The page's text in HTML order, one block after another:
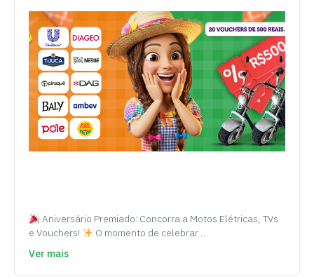
Aniversário Premiado: Concorra a Motos Elétricas, TVs
e Vouchers!
O momento de celebrar…
Ver mais